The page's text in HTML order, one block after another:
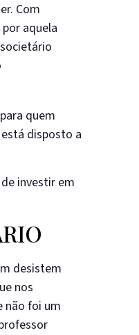
Com
aquela
quem
disposto a
investir em
desistem
nos
não foi um